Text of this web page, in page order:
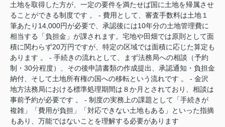
土地を取得した方が、一定の要件を満たせば国に土地を帰属させ
ることができる制度です 。 - 費用として、審査手数料は土地１
筆あたり14,000円が必要で、承認後には10年分の土地管理費に
相当する「負担金」が課されます。宅地や田畑では原則として面
積に関わらず20万円ですが、特定の区域では面積に応じた算定も
あります 。 - 手続きの流れとして、まず法務局への相談（予約
制・30分程度）、その後申請書類の作成提出、承認通知・負担金
納付、そして土地所有権の国への移転という流れです 。 - 金沢
地方法務局における標準処理期間は８か月とされており、相談は
事前予約が必要です 。 - 制度の実務上の課題として「手続きが
複雑」「費用が負担」「対応できない土地もある」といった指摘
もあり、万能ではないことを理解する必要があります